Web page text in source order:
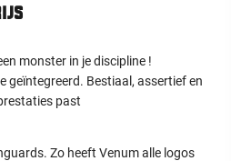
monster in je discipline !
geïntegreerd. Bestiaal, assertief en
past
Zo heeft Venum alle logos